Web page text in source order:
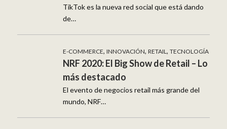
TikTok es la nueva red social que está dando
de…
E-COMMERCE, INNOVACIÓN, RETAIL, TECNOLOGÍA
NRF 2020: El Big Show de Retail – Lo
más destacado
El evento de negocios retail más grande del
mundo, NRF…